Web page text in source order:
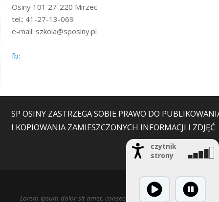
Osiny 101 27-220 Mirzec
tel.: 41-27-13-069
e-mail: szkola@sposiny.pl
fb:
SP OSINY ZASTRZEGA SOBIE PRAWO DO
I KOPIOWANIA ZAMIESZCZONYCH INFORMACJI I ZDJĘĆ
Lorem ipsum dolor sit amet, consectetur adipiscing elit. Nulla
czytnik
strony